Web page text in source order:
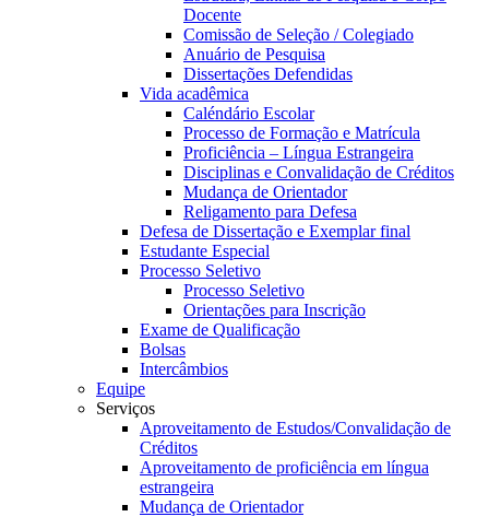
Docente
Comissão de Seleção / Colegiado
Anuário de Pesquisa
Dissertações Defendidas
Vida acadêmica
Caléndário Escolar
Processo de Formação e Matrícula
Proficiência – Língua Estrangeira
Disciplinas e Convalidação de Créditos
Mudança de Orientador
Religamento para Defesa
Defesa de Dissertação e Exemplar final
Estudante Especial
Processo Seletivo
Processo Seletivo
Orientações para Inscrição
Exame de Qualificação
Bolsas
Intercâmbios
Equipe
Serviços
Aproveitamento de Estudos/Convalidação de
Créditos
Aproveitamento de proficiência em língua
estrangeira
Mudança de Orientador